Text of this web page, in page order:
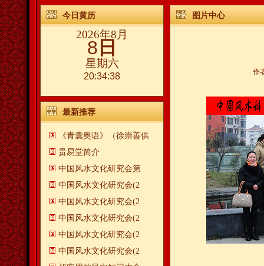
今日黄历
2026年8月
8 日
星期六
20:34:38
最新推荐
《青囊奥语》（徐崇善供
贵易堂简介
中国风水文化研究会第
中国风水文化研究会(2
中国风水文化研究会(2
中国风水文化研究会(2
中国风水文化研究会(2
中国风水文化研究会(2
图片中心
作